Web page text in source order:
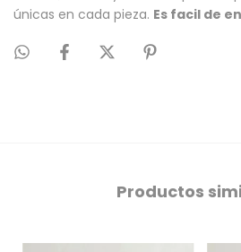
únicas en cada pieza. Es facil de
Productos